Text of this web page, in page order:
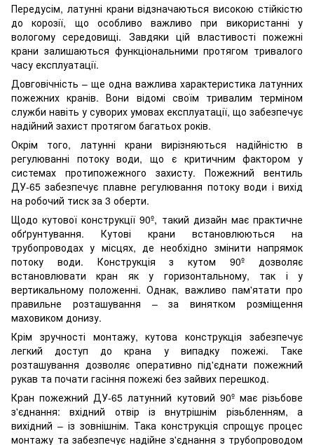
Передусім, латунні крани відзначаються високою стійкістю
до корозії, що особливо важливо при використанні у
вологому середовищі. Завдяки цій властивості пожежні
крани залишаються функціональними протягом тривалого
часу експлуатації.
Довговічність – ще одна важлива характеристика латунних
пожежних кранів. Вони відомі своїм тривалим терміном
служби навіть у суворих умовах експлуатації, що забезпечує
надійний захист протягом багатьох років.
Окрім того, латунні крани вирізняються надійністю в
регулюванні потоку води, що є критичним фактором у
системах протипожежного захисту. Пожежний вентиль
ДУ-65 забезпечує плавне регулювання потоку води і вихід
на робочий тиск за 3 оберти.
Щодо кутової конструкції 90º, такий дизайн має практичне
обґрунтування. Кутові крани встановлюються на
трубопроводах у місцях, де необхідно змінити напрямок
потоку води. Конструкція з кутом 90º дозволяє
встановлювати кран як у горизонтальному, так і у
вертикальному положенні. Однак, важливо пам'ятати про
правильне розташування – за винятком розміщення
маховиком донизу.
Крім зручності монтажу, кутова конструкція забезпечує
легкий доступ до крана у випадку пожежі. Таке
розташування дозволяє оперативно під'єднати пожежний
рукав та почати гасіння пожежі без зайвих перешкод.
Кран пожежний ДУ-65 латунний кутовий 90º має різьбове
з'єднання: вхідний отвір із внутрішнім різьбленням, а
вихідний – із зовнішнім. Така конструкція спрощує процес
монтажу та забезпечує надійне з'єднання з трубопроводом